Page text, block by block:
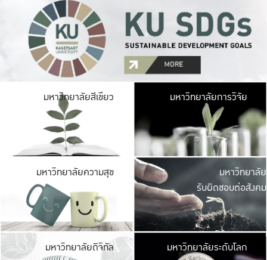
มหาวิทยาลัยสีเขียว มหาวิ
มีพื้นที่เขียวสดใส
เป็นป่าในเมือง เกษต
มหาวิทยาลัยการวิจัย
มหาวิทยาลัยความสุข มหาวิ
ค
เปิดประ
และพบเรื่องราวใ
มหาวิทยาลัย
รับผิดชอบต่อสังคม
มหาวิทยาลัยดิจิทัล มหาวิ
มหาวิทยาลัยระดับโลก